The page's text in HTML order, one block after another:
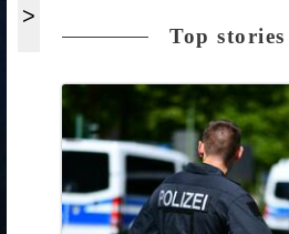
Top stories